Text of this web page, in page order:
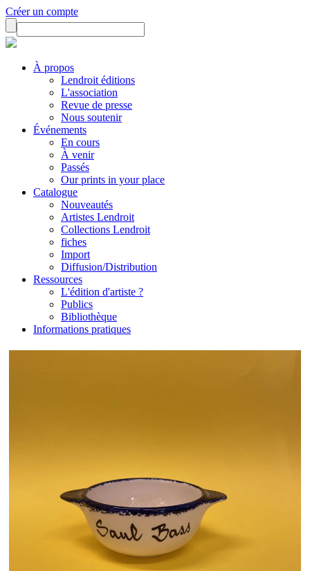
Créer un compte
À propos
Lendroit éditions
L'association
Revue de presse
Nous soutenir
Événements
En cours
À venir
Passés
Our prints in your place
Catalogue
Nouveautés
Artistes Lendroit
Collections Lendroit
fiches
Import
Diffusion/Distribution
Ressources
L'édition d'artiste ?
Publics
Bibliothèque
Informations pratiques